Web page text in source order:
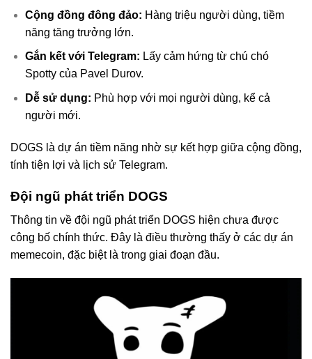
Cộng đồng đông đảo: Hàng triệu người dùng, tiềm
năng tăng trưởng lớn.
Gắn kết với Telegram: Lấy cảm hứng từ chú chó
Spotty của Pavel Durov.
Dễ sử dụng: Phù hợp với mọi người dùng, kể cả
người mới.
DOGS là dự án tiềm năng nhờ sự kết hợp giữa cộng đồng,
tính tiện lợi và lịch sử Telegram.
Đội ngũ phát triển DOGS
Thông tin về đội ngũ phát triển DOGS hiện chưa được
công bố chính thức. Đây là điều thường thấy ở các dự án
memecoin, đặc biệt là trong giai đoạn đầu.